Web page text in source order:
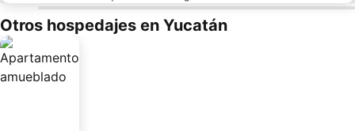
Otros hospedajes en Yucatán